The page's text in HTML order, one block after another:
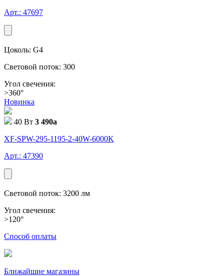
Арт.: 47697
Цоколь: G4
Световой поток: 300
Угол свечения:
>360°
Новинка
40 Вт 3 490a
XF-SPW-295-1195-2-40W-6000K
Арт.: 47390
Световой поток: 3200 лм
Угол свечения:
>120°
Способ оплаты
Ближайшие магазины